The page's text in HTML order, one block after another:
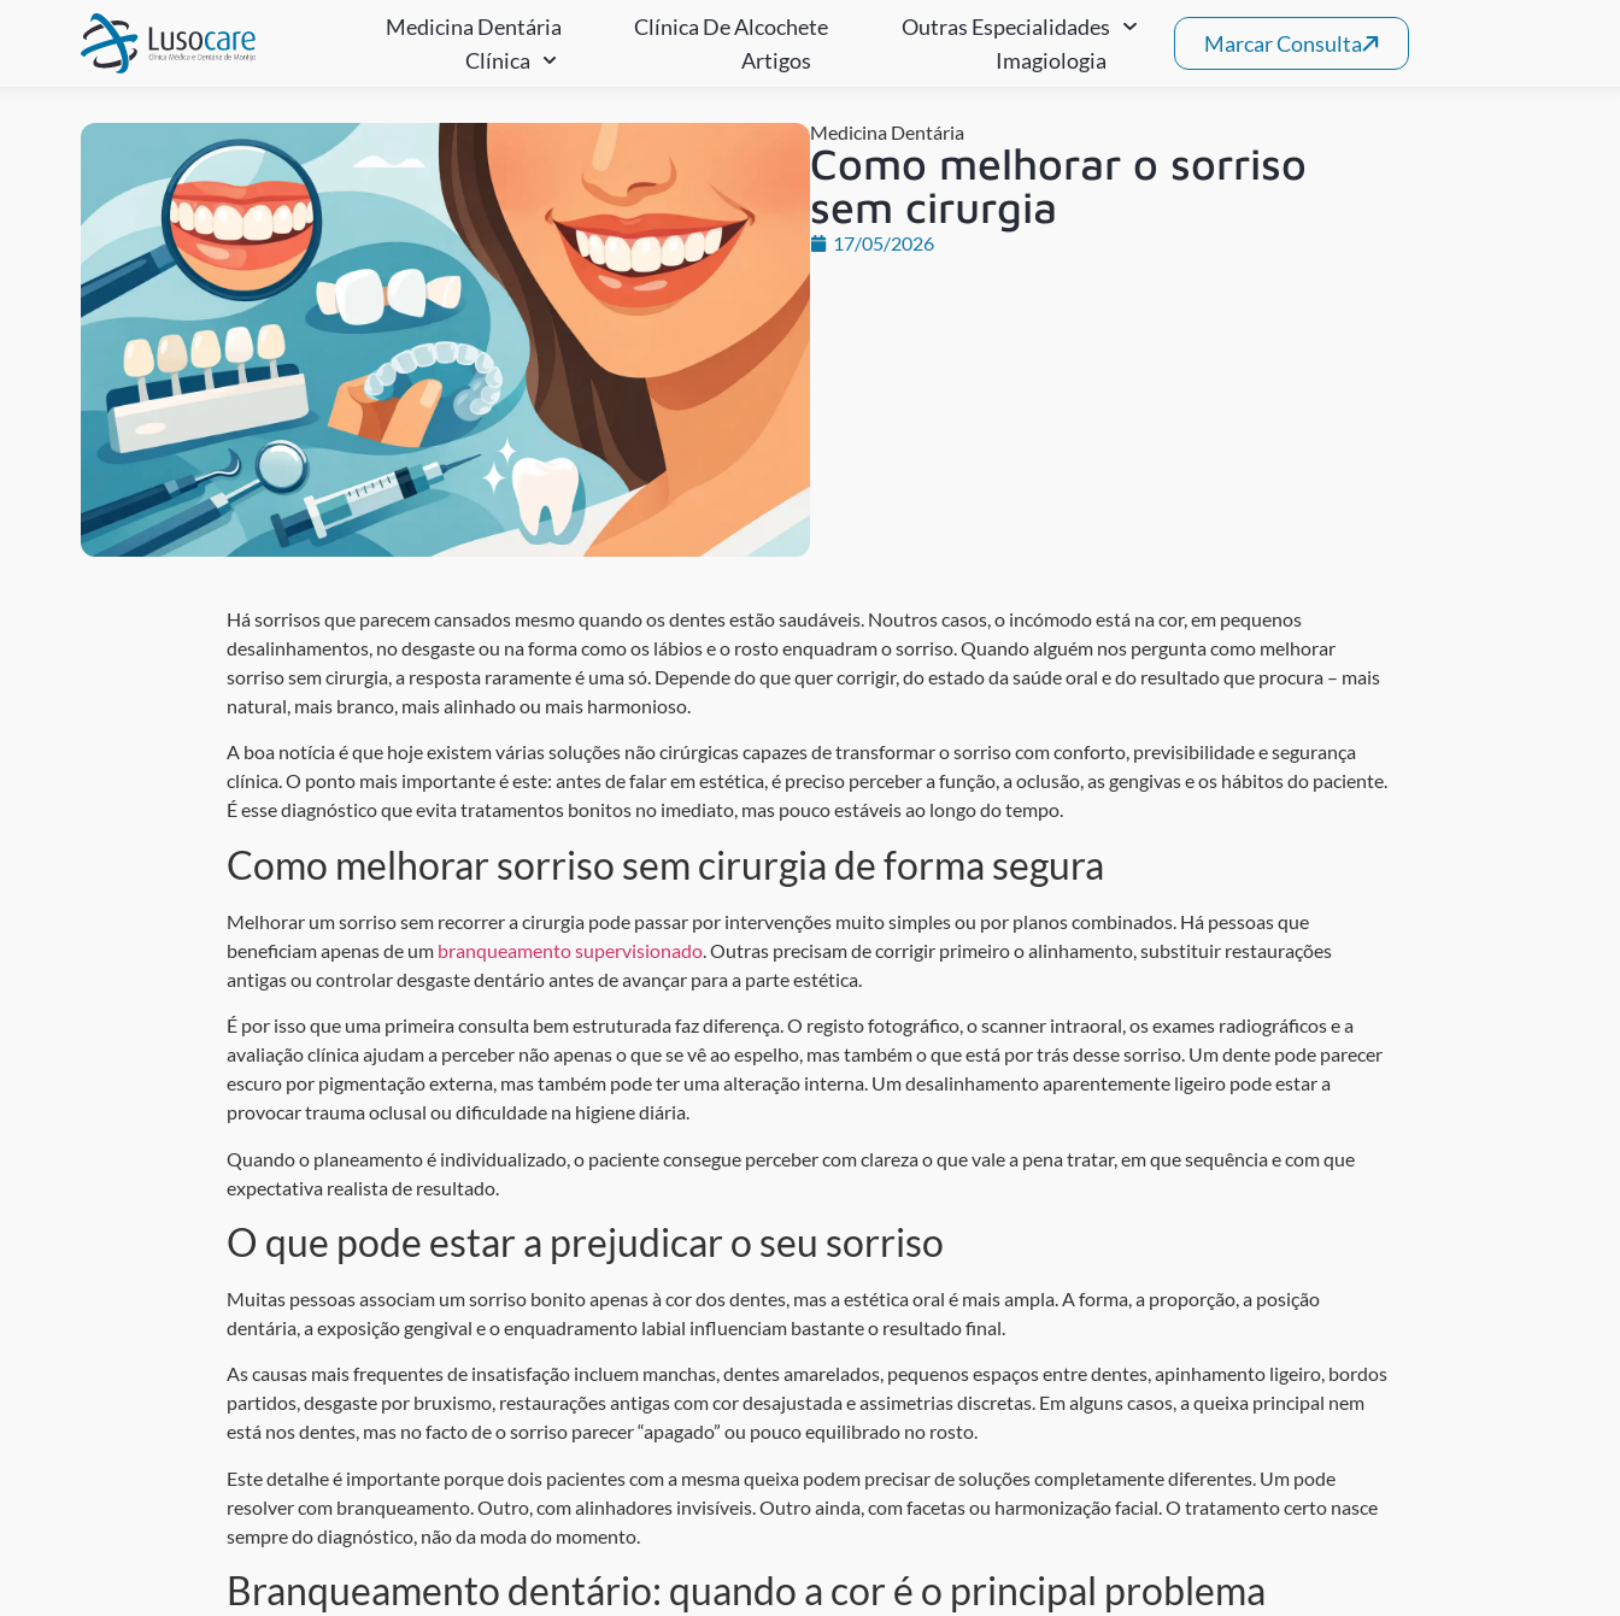
Medicina Dentária Clínica De Alcochete
Outras Especialidades
Clínica
Artigos Imagiologia
Marcar Consulta
Medicina Dentária
Como melhorar o sorriso
sem cirurgia
17/05/2026
Há sorrisos que parecem cansados mesmo quando os dentes estão saudáveis. Noutros casos, o incómodo está na cor, em pequenos
desalinhamentos, no desgaste ou na forma como os lábios e o rosto enquadram o sorriso. Quando alguém nos pergunta como melhorar
sorriso sem cirurgia, a resposta raramente é uma só. Depende do que quer corrigir, do estado da saúde oral e do resultado que procura – mais
natural, mais branco, mais alinhado ou mais harmonioso.
A boa notícia é que hoje existem várias soluções não cirúrgicas capazes de transformar o sorriso com conforto, previsibilidade e segurança
clínica. O ponto mais importante é este: antes de falar em estética, é preciso perceber a função, a oclusão, as gengivas e os hábitos do paciente.
É esse diagnóstico que evita tratamentos bonitos no imediato, mas pouco estáveis ao longo do tempo.
Como melhorar sorriso sem cirurgia de forma segura
Melhorar um sorriso sem recorrer a cirurgia pode passar por intervenções muito simples ou por planos combinados. Há pessoas que
beneficiam apenas de um branqueamento supervisionado . Outras precisam de corrigir primeiro o alinhamento, substituir restaurações
antigas ou controlar desgaste dentário antes de avançar para a parte estética.
É por isso que uma primeira consulta bem estruturada faz diferença. O registo fotográfico, o scanner intraoral, os exames radiográficos e a
avaliação clínica ajudam a perceber não apenas o que se vê ao espelho, mas também o que está por trás desse sorriso. Um dente pode parecer
escuro por pigmentação externa, mas também pode ter uma alteração interna. Um desalinhamento aparentemente ligeiro pode estar a
provocar trauma oclusal ou dificuldade na higiene diária.
Quando o planeamento é individualizado, o paciente consegue perceber com clareza o que vale a pena tratar, em que sequência e com que
expectativa realista de resultado.
O que pode estar a prejudicar o seu sorriso
Muitas pessoas associam um sorriso bonito apenas à cor dos dentes, mas a estética oral é mais ampla. A forma, a proporção, a posição
dentária, a exposição gengival e o enquadramento labial influenciam bastante o resultado final.
As causas mais frequentes de insatisfação incluem manchas, dentes amarelados, pequenos espaços entre dentes, apinhamento ligeiro, bordos
partidos, desgaste por bruxismo, restaurações antigas com cor desajustada e assimetrias discretas. Em alguns casos, a queixa principal nem
está nos dentes, mas no facto de o sorriso parecer “apagado” ou pouco equilibrado no rosto.
Este detalhe é importante porque dois pacientes com a mesma queixa podem precisar de soluções completamente diferentes. Um pode
resolver com branqueamento. Outro, com alinhadores invisíveis. Outro ainda, com facetas ou harmonização facial. O tratamento certo nasce
sempre do diagnóstico, não da moda do momento.
Branqueamento dentário: quando a cor é o principal problema